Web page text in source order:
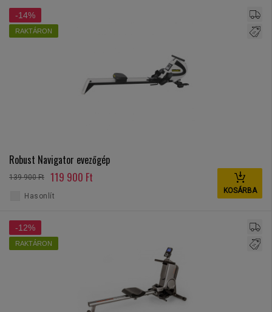
-14%
RAKTÁRON
Robust Navigator evezőgép
139 900 Ft 119 900 Ft
KOSÁRBA
Hasonlít
-12%
RAKTÁRON